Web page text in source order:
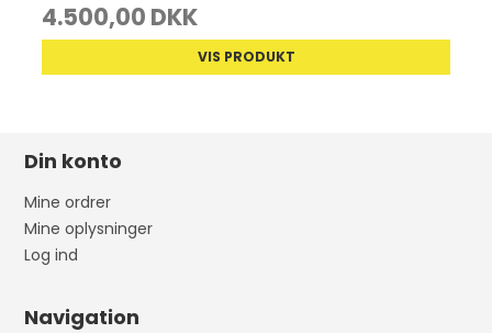
4.500,00 DKK
VIS PRODUKT
Din konto
Mine ordrer
Mine oplysninger
Log ind
Navigation